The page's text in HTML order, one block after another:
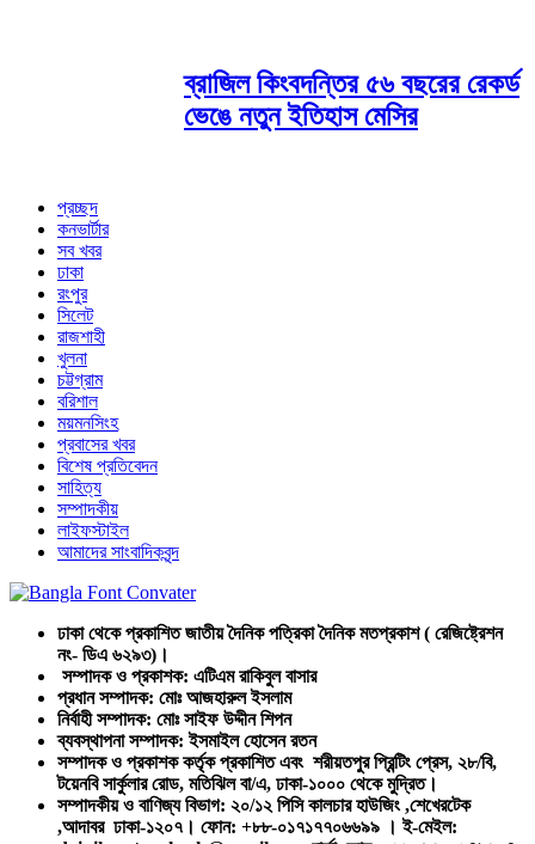
ব্রাজিল কিংবদন্তির ৫৬ বছরের রেকর্ড
ভেঙে নতুন ইতিহাস মেসির
প্রচ্ছদ
কনভার্টার
সব খবর
ঢাকা
রংপুর
সিলেট
রাজশাহী
খুলনা
চট্টগ্রাম
বরিশাল
ময়মনসিংহ
প্রবাসের খবর
বিশেষ প্রতিবেদন
সাহিত্য
সম্পাদকীয়
লাইফস্টাইল
আমাদের সাংবাদিকবৃন্দ
ঢাকা থেকে প্রকাশিত জাতীয় দৈনিক পত্রিকা দৈনিক মতপ্রকাশ ( রেজিষ্ট্রেশন
নং- ডিএ ৬২৯৩)।
সম্পাদক ও প্রকাশক: এটিএম রাকিবুল বাসার
প্রধান সম্পাদক: মোঃ আজহারুল ইসলাম
নির্বাহী সম্পাদক: মোঃ সাইফ উদ্দীন শিপন
ব্যবস্থাপনা সম্পাদক: ইসমাইল হোসেন রতন
সম্পাদক ও প্রকাশক কর্তৃক প্রকাশিত এবং শরীয়তপুর প্রিন্টিং প্রেস, ২৮/বি,
টয়েনবি সার্কুলার রোড, মতিঝিল বা/এ, ঢাকা-১০০০ থেকে মুদ্রিত।
সম্পাদকীয় ও বাণিজ্য বিভাগ: ২০/১২ পিসি কালচার হাউজিং ,শেখেরটেক
,আদাবর ঢাকা-১২০৭। ফোন: +৮৮-০১৭১৭৭০৬৬৯৯ । ই-মেইল: